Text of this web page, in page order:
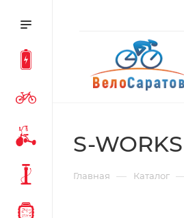
S-
Главная — Каталог